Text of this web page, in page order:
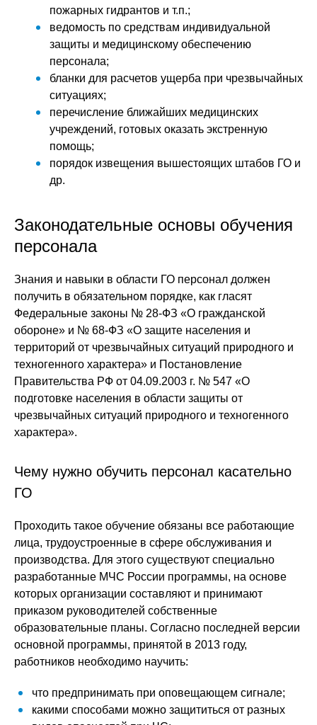
пожарных гидрантов и т.п.;
ведомость по средствам индивидуальной
защиты и медицинскому обеспечению
персонала;
бланки для расчетов ущерба при чрезвычайных
ситуациях;
перечисление ближайших медицинских
учреждений, готовых оказать экстренную
помощь;
порядок извещения вышестоящих штабов ГО и
др.
Законодательные основы обучения
персонала
Знания и навыки в области ГО персонал должен
получить в обязательном порядке, как гласят
Федеральные законы № 28-ФЗ «О гражданской
обороне» и № 68-ФЗ «О защите населения и
территорий от чрезвычайных ситуаций природного и
техногенного характера» и Постановление
Правительства РФ от 04.09.2003 г. № 547 «О
подготовке населения в области защиты от
чрезвычайных ситуаций природного и техногенного
характера».
Чему нужно обучить персонал касательно
ГО
Проходить такое обучение обязаны все работающие
лица, трудоустроенные в сфере обслуживания и
производства. Для этого существуют специально
разработанные МЧС России программы, на основе
которых организации составляют и принимают
приказом руководителей собственные
образовательные планы. Согласно последней версии
основной программы, принятой в 2013 году,
работников необходимо научить:
что предпринимать при оповещающем сигнале;
какими способами можно защититься от разных